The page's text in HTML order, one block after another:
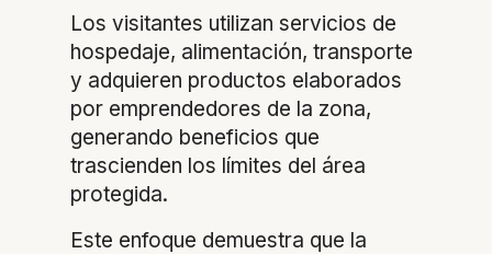
Los visitantes utilizan servicios de
hospedaje, alimentación, transporte
y adquieren productos elaborados
por emprendedores de la zona,
generando beneficios que
trascienden los límites del área
protegida.
Este enfoque demuestra que la